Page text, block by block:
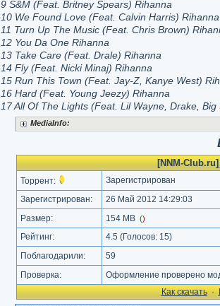
9 S&M (Feat. Britney Spears) Rihanna
10 We Found Love (Feat. Calvin Harris) Rihanna
11 Turn Up The Music (Feat. Chris Brown)
12 You Da One Rihanna
13 Take Care (Feat. Drale) Rihanna
14 Fly (Feat. Nicki Minaj) Rihanna
15 Run This Town (Feat. Jay-Z, Kanye West)
16 Hard (Feat. Young Jeezy) Rihanna
17 All Of The Lights (Feat. Lil Wayne, Drake,
MediaInfo:
[NNM-
Торрент:
Зарегистрирован
Зарегистрирован:
26 Май 2012 14:29:03
Размер:
154 MB ()
Рейтинг: 4.5 (Голосов: 15)
Поблагодарили:
59
Проверка:
Оформление проверено
Как cкачать·